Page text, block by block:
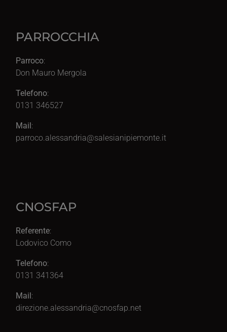
PARROCCHIA
Parroco:
Don Mauro Mergola
Telefono:
0131 346527
Mail:
parroco.alessandria@salesianipiemonte.it
CNOSFAP
Referente:
Lodovico Como
Telefono:
0131 341364
Mail:
direzione.alessandria@cnosfap.net